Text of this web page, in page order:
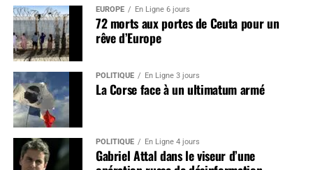
EUROPE En Ligne 6 jours
72 morts aux portes de Ceuta pour un
rêve d’Europe
POLITIQUE En Ligne 3 jours
La Corse face à un ultimatum armé
POLITIQUE En Ligne 4 jours
Gabriel Attal dans le viseur d’une